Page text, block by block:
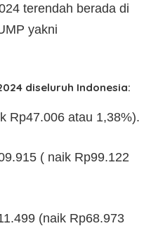
terendah berada di
yakni
diseluruh Indonesia:
Rp47.006 atau 1,38%).
( naik Rp99.122
(naik Rp68.973